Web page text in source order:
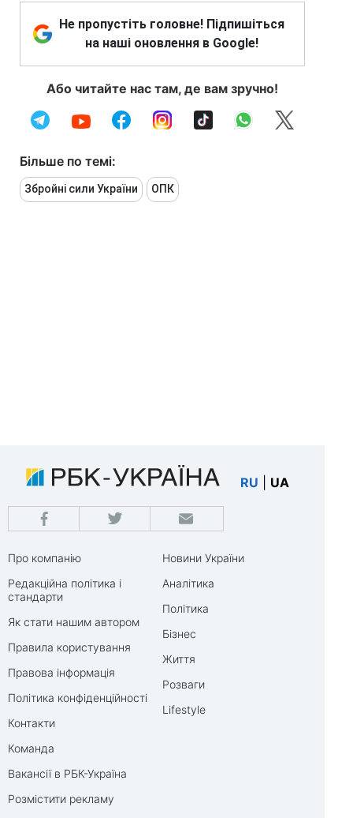
Не пропустіть головне! Підпишіться
на наші оновлення в Google!
Або читайте нас там, де вам зручно!
Більше по темі:
Збройні сили України ОПК
RU UA
Про компанію
Редакційна політика і
стандарти
Як стати нашим автором
Правила користування
Правова інформація
Політика конфіденційності
Контакти
Команда
Вакансії в РБК-Україна
Розмістити рекламу
Новини України
Аналітика
Політика
Бізнес
Життя
Розваги
Lifestyle